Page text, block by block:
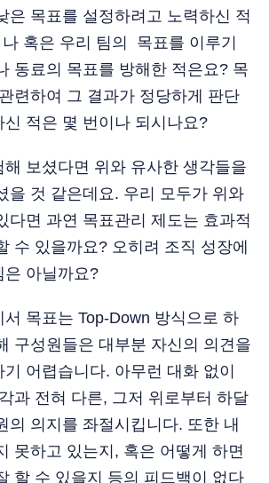
은 목표를 설정하려고 노력하신 적
혹은 우리 팀의 목표를 이루기
동료의 목표를 방해한 적은요? 목
련하여 그 결과가 정당하게 판단
신 적은 몇 번이나 되시나요?
해 보셨다면 위와 유사한 생각들을
을 것 같은데요. 우리 모두가 위와
다면 과연 목표관리 제도는 효과적
수 있을까요? 오히려 조직 성장에
은 아닐까요?
목표는 Top-Down 방식으로 하
구성원들은 대부분 자신의 의견을
어렵습니다. 아무런 대화 없이
과 전혀 다른, 그저 위로부터 하달
의 의지를 좌절시킵니다. 또한 내
못하고 있는지, 혹은 어떻게 하면
할 수 있을지 등의 피드백이 없다